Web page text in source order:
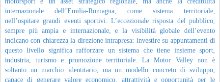
internazionale dell’Emilia-Romagna, come sistema territoriale,
nell’ospitare grandi eventi sportivi. L’eccezionale risposta del pubblico,
sempre più ampia e internazionale, e la visibilità globale dell’evento
indicano con chiarezza la direzione intrapresa: investire su appuntamenti di
questo livello significa rafforzare un sistema che tiene insieme sport,
industria, turismo e promozione territoriale. La Motor Valley non è
soltanto un marchio identitario, ma un modello concreto di sviluppo,
capace di generare valore economico, attrattività e opportunità per le